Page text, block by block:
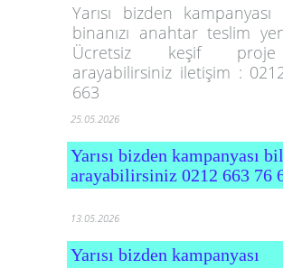
Yarısı bizden
binanızı anahtar teslim
Ücretsiz keşif
arayabilirsiniz iletişim :
663
25.05.2026
Yarısı bizden kampanyası
arayabilirsiniz 0212 663 76
13.05.2026
Yarısı bizden kampanyası